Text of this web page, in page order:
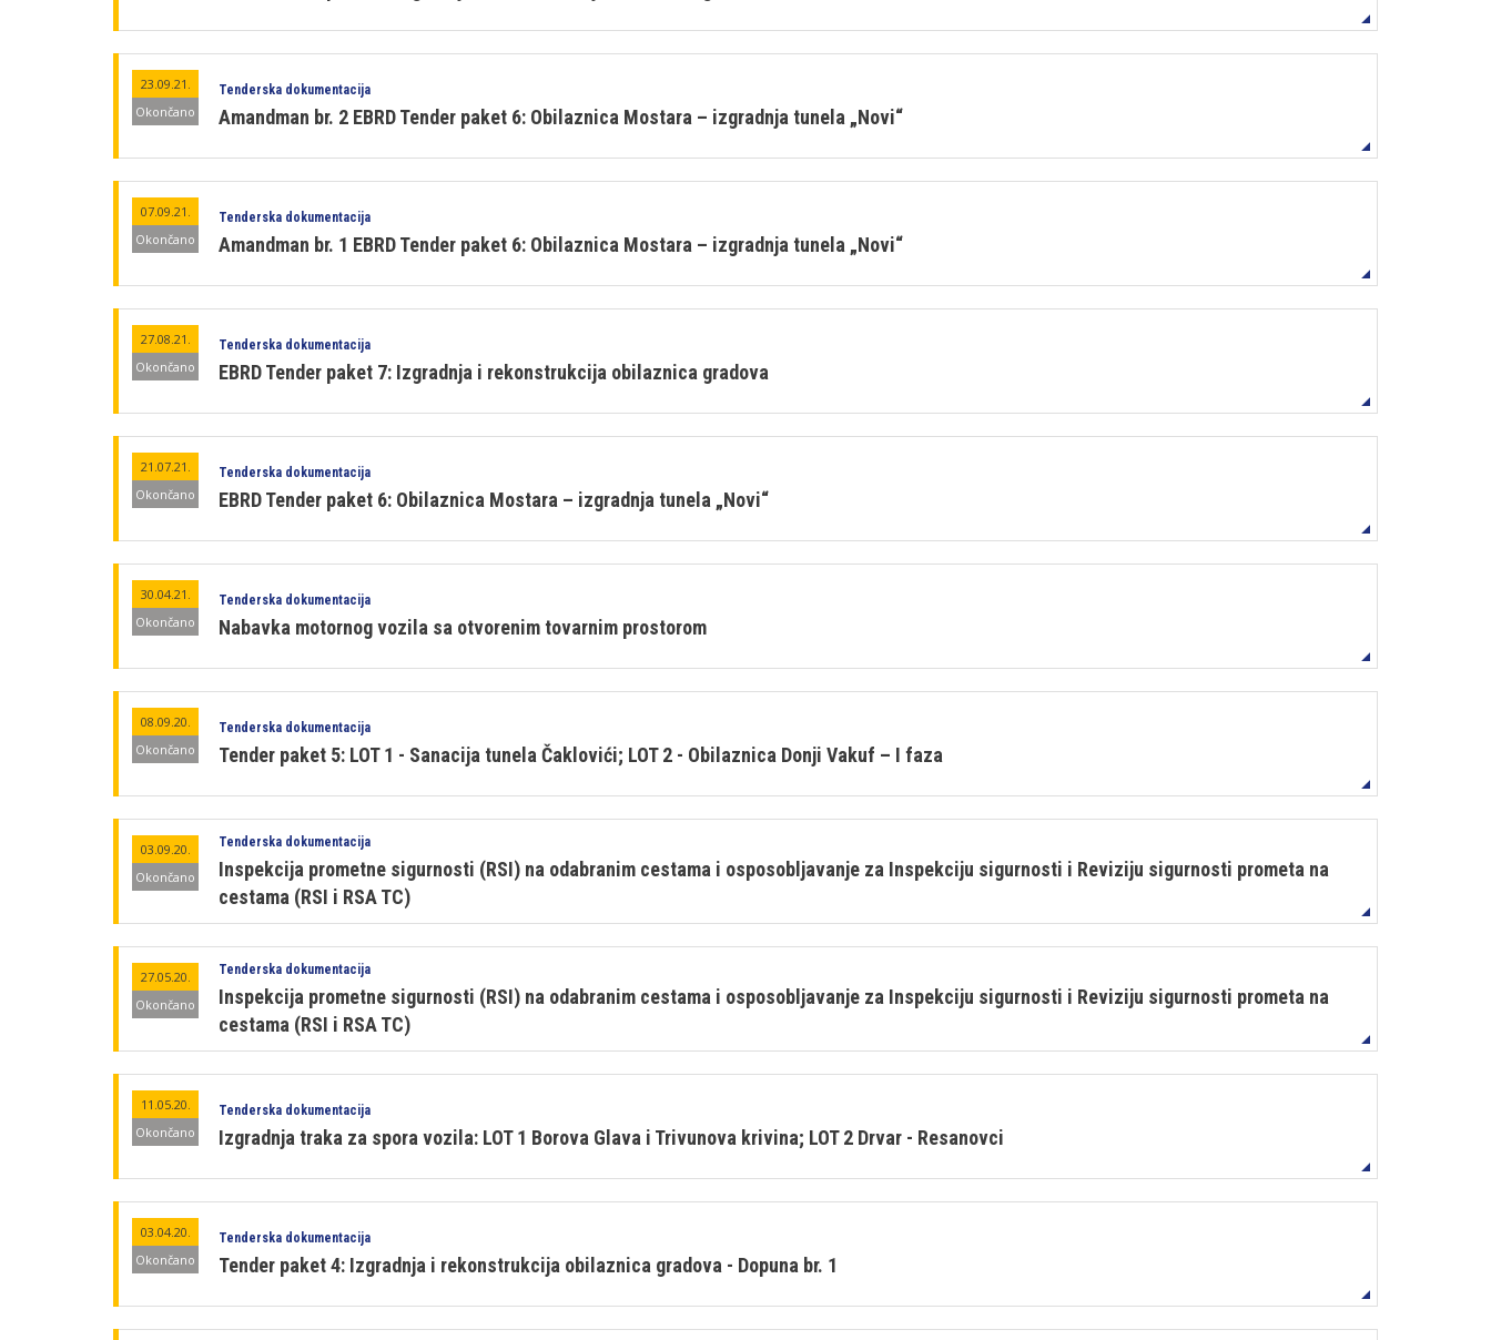
23.09.21.
Okončano
Tenderska dokumentacija
Amandman br. 2 EBRD Tender paket 6: Obilaznica Mostara – izgradnja tunela „Novi“
07.09.21.
Okončano
Tenderska dokumentacija
Amandman br. 1 EBRD Tender paket 6: Obilaznica Mostara – izgradnja tunela „Novi“
27.08.21.
Okončano
Tenderska dokumentacija
EBRD Tender paket 7: Izgradnja i rekonstrukcija obilaznica gradova
21.07.21.
Okončano
Tenderska dokumentacija
EBRD Tender paket 6: Obilaznica Mostara – izgradnja tunela „Novi“
30.04.21.
Okončano
Tenderska dokumentacija
Nabavka motornog vozila sa otvorenim tovarnim prostorom
08.09.20.
Okončano
Tenderska dokumentacija
Tender paket 5: LOT 1 - Sanacija tunela Čaklovići; LOT 2 - Obilaznica Donji Vakuf – I faza
03.09.20.
Okončano
Tenderska dokumentacija
Inspekcija prometne sigurnosti (RSI) na odabranim cestama i osposobljavanje za Inspekciju sigurnosti i Reviziju sigurnosti prometa na
cestama (RSI i RSA TC)
27.05.20.
Okončano
Tenderska dokumentacija
Inspekcija prometne sigurnosti (RSI) na odabranim cestama i osposobljavanje za Inspekciju sigurnosti i Reviziju sigurnosti prometa na
cestama (RSI i RSA TC)
11.05.20.
Okončano
Tenderska dokumentacija
Izgradnja traka za spora vozila: LOT 1 Borova Glava i Trivunova krivina; LOT 2 Drvar - Resanovci
03.04.20.
Okončano
Tenderska dokumentacija
Tender paket 4: Izgradnja i rekonstrukcija obilaznica gradova - Dopuna br. 1